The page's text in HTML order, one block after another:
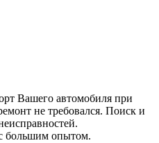
Вашего автомобиля при
не требовался. Поиск и
большим опытом.